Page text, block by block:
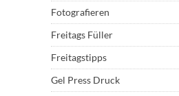
Fotografieren
Freitags Füller
Freitagstipps
Gel Press Druck